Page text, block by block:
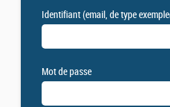
Identifiant (email, de type
Mot de passe